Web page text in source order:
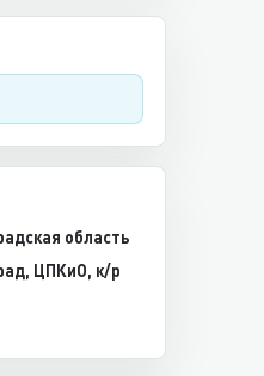
область
ЦПКиО, к/р